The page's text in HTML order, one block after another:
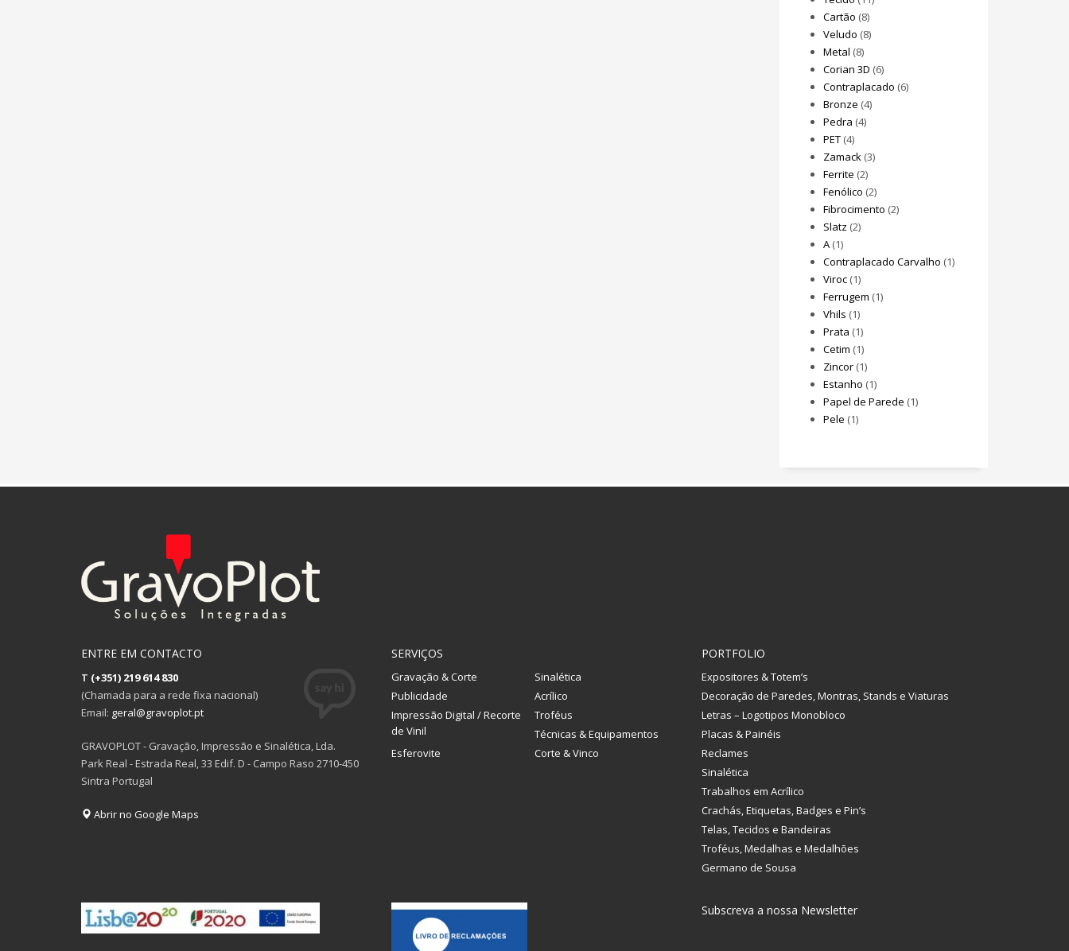
Cartão (8)
Veludo (8)
Metal (8)
Corian 3D (6)
Contraplacado (6)
Bronze (4)
Pedra (4)
PET(4)
Zamack(3)
Ferrite (2)
Fenólico (2)
Fibrocimento (2)
Slatz (2)
A(1)
Contraplacado Carvalho (1)
Viroc(1)
Ferrugem (1)
Vhils (1)
Prata (1)
Cetim (1)
Zincor(1)
Estanho (1)
Papel de Parede (1)
Pele (1)
ENTRE EM CONTACTO
T (+351) 219 614 830
(Chamada para a rede fixa nacional)
Email: geral@gravoplot.pt
GRAVOPLOT - Gravação, Impressão e Sinalética, Lda.
Park Real - Estrada Real, 33 Edif. D - Campo Raso 2710-450
Sintra Portugal
Abrir no Google Maps
SERVIÇOS
Gravação & Corte
Sinalética
Publicidade
Acrílico
Impressão Digital / Recorte
de Vinil
Troféus
Técnicas & Equipamentos
Esferovite
Corte & Vinco
PORTFOLIO
Expositores & Totem’s
Decoração de Paredes, Montras, Stands e Viaturas
Letras – Logotipos Monobloco
Placas & Painéis
Reclames
Sinalética
Trabalhos em Acrílico
Crachás, Etiquetas, Badges e Pin’s
Telas, Tecidos e Bandeiras
Troféus, Medalhas e Medalhões
Germano de Sousa
Subscreva a nossa Newsletter